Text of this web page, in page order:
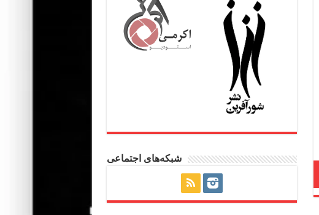
شبکه‌های اجتماعی